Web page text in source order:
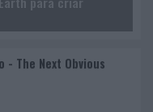
- The Next Obvious